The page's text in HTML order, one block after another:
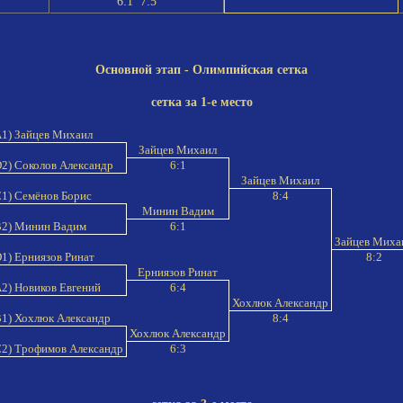
Основной этап - Олимпийская сетка
сетка за 1-е место
Зайцев Михаил
Зайцев Михаил
Соколов Александр
6:1
Зайцев Михаил
Семёнов Борис
8:4
Минин Вадим
Минин Вадим
6:1
Зайцев
Ерниязов Ринат
8:2
Ерниязов Ринат
Новиков Евгений
6:4
Хохлюк Александр
Хохлюк Александр
8:4
Хохлюк Александр
Трофимов Александр
6:3